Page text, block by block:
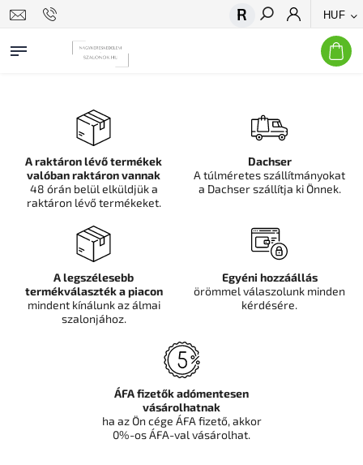
HUF
Keresés
A raktáron lévő termékek
valóban raktáron vannak
48 órán belül elküldjük a
raktáron lévő termékeket.
Dachser
A túlméretes szállítmányokat
a Dachser szállítja ki Önnek.
A legszélesebb
termékválaszték a piacon
mindent kínálunk az álmai
szalonjához.
Egyéni hozzáállás
örömmel válaszolunk minden
kérdésére.
ÁFA fizetők adómentesen
vásárolhatnak
ha az Ön cége ÁFA fizető, akkor
0%-os ÁFA-val vásárolhat.